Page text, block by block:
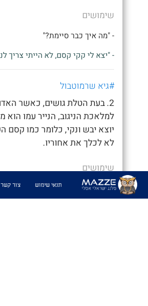
שימושים
- "מה איך כבר סיימת?"
- "יצא לי קקי קסם, לא הייתי צריך
#גיא שרמוטבול
2. בעת הטלת גושים, כאשר
למלאכת הניגוב, הנייר עמו הוא
יוצא יבש ונקי, כלומר כמו קסם
לא לכלך את אחוריו.
שימושים
- "איך סיימת ככה מהר, חשבתי כבר
תנאי שימוש צור קשר